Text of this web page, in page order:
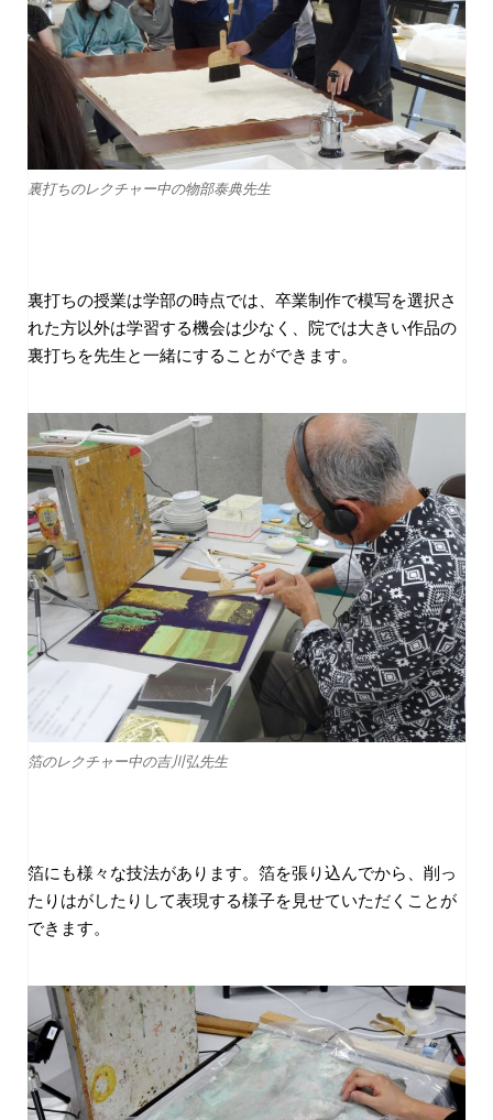
裏打ちのレクチャー中の物部泰典先生
裏打ちの授業は学部の時点では、卒業制作で模写を選択さ
れた方以外は学習する機会は少なく、院では大きい作品の
裏打ちを先生と一緒にすることができます。
箔のレクチャー中の吉川弘先生
箔にも様々な技法があります。箔を張り込んでから、削っ
たりはがしたりして表現する様子を見せていただくことが
できます。